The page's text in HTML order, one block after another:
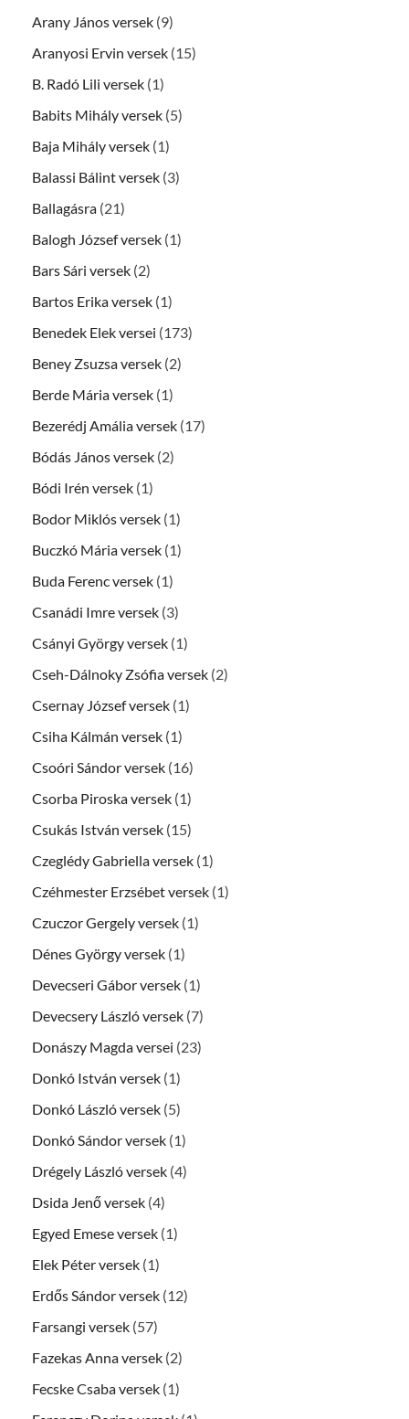
Arany János versek (9)
Aranyosi Ervin versek (15)
B. Radó Lili versek (1)
Babits Mihály versek (5)
Baja Mihály versek (1)
Balassi Bálint versek (3)
Ballagásra (21)
Balogh József versek (1)
Bars Sári versek (2)
Bartos Erika versek (1)
Benedek Elek versei (173)
Beney Zsuzsa versek (2)
Berde Mária versek (1)
Bezerédj Amália versek (17)
Bódás János versek (2)
Bódi Irén versek (1)
Bodor Miklós versek (1)
Buczkó Mária versek (1)
Buda Ferenc versek (1)
Csanádi Imre versek (3)
Csányi György versek (1)
Cseh-Dálnoky Zsófia versek (2)
Csernay József versek (1)
Csiha Kálmán versek (1)
Csoóri Sándor versek (16)
Csorba Piroska versek (1)
Csukás István versek (15)
Czeglédy Gabriella versek (1)
Czéhmester Erzsébet versek (1)
Czuczor Gergely versek (1)
Dénes György versek (1)
Devecseri Gábor versek (1)
Devecsery László versek (7)
Donászy Magda versei (23)
Donkó István versek (1)
Donkó László versek (5)
Donkó Sándor versek (1)
Drégely László versek (4)
Dsida Jenő versek (4)
Egyed Emese versek (1)
Elek Péter versek (1)
Erdős Sándor versek (12)
Farsangi versek (57)
Fazekas Anna versek (2)
Fecske Csaba versek (1)